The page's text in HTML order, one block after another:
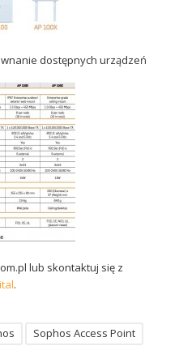
dostępnych urządzeń
lub skontaktuj się z
.
Sophos Access Point